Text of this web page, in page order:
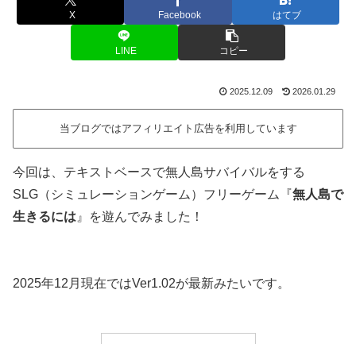
X Facebook はてブ
LINE コピー
2025.12.09 2026.01.29
当ブログではアフィリエイト広告を利用しています
今回は、テキストベースで無人島サバイバルをする
SLG（シミュレーションゲーム）フリーゲーム『無人島で
生きるには 』を遊んでみました！
2025年12月現在ではVer1.02が最新みたいです。